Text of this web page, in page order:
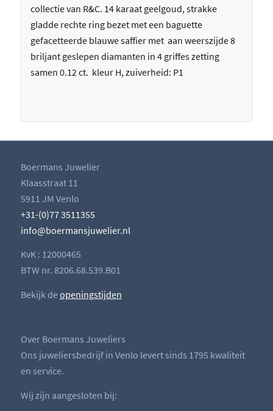
collectie van R&C. 14 karaat geelgoud, strakke
gladde rechte ring bezet met een baguette
gefacetteerde blauwe saffier met aan weerszijde 8
briljant geslepen diamanten in 4 griffes zetting
samen 0.12 ct. kleur H, zuiverheid: P1
Boermans Juwelier
Klaasstraat 11
5911 JM Venlo
+31-(0)77 3511355
info@boermansjuwelier.nl
KvK : 12000465
BTW nr. 8206.68.539.B01
Bekijk deopeningstijden
Over Boermans Juweliers
Ons juweliersbedrijf in Venlo levert sinds 1795 kwaliteit
en service.
Wij zijn aangesloten bij: